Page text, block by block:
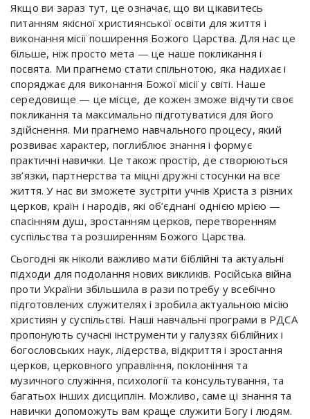
Якщо ви зараз тут, це означає, що ви цікавитесь
питанням якісної християнської освіти для життя і
виконання місії поширення Божого Царства. Для нас це
більше, ніж просто мета — це наше покликання і
посвята. Ми прагнемо стати спільнотою, яка надихає і
споряджає для виконання Божої місії у світі. Наше
середовище — це місце, де кожен зможе відчути своє
покликання та максимально підготуватися для його
здійснення. Ми прагнемо навчального процесу, який
розвиває характер, поглиблює знання і формує
практичні навички. Це також простір, де створюються
зв’язки, партнерства та міцні дружні стосунки на все
життя. У нас ви зможете зустріти учнів Христа з різних
церков, країн і народів, які об’єднані однією мрією —
спасінням душ, зростанням церков, перетворенням
суспільства та розширенням Божого Царства.
Сьогодні як ніколи важливо мати біблійні та актуальні
підходи для подолання нових викликів. Російська війна
проти України збільшила в рази потребу у всебічно
підготовлених служителях і зробила актуальною місію
християн у суспільстві. Наші навчальні програми в РДСА
пропонують сучасні інструменти у галузях біблійних і
богословських наук, лідерства, відкриття і зростання
церков, церковного управління, поклоніння та
музичного служіння, психології та консультування, та
багатьох інших дисциплін. Можливо, саме ці знання та
навички допоможуть вам краще служити Богу і людям.